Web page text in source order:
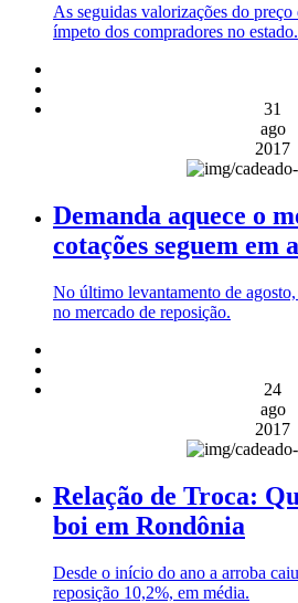
As seguidas valorizações do
ímpeto dos compradores no estado.
31
ago
2017
Demanda aquece o
cotações seguem em
No último levantamento de
no mercado de reposição.
24
ago
2017
Relação de Troca:
boi em Rondônia
Desde o início do ano a arroba
reposição 10,2%, em média.